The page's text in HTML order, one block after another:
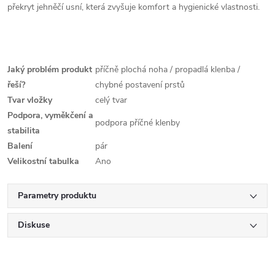
překryt jehněčí usní, která zvyšuje komfort a hygienické vlastnosti.
Jaký problém produkt
řeší?
příčně plochá noha / propadlá klenba /
chybné postavení prstů
Tvar vložky
celý tvar
Podpora, vyměkčení a
stabilita
podpora příčné klenby
Balení
pár
Velikostní tabulka
Ano
Parametry produktu
Diskuse